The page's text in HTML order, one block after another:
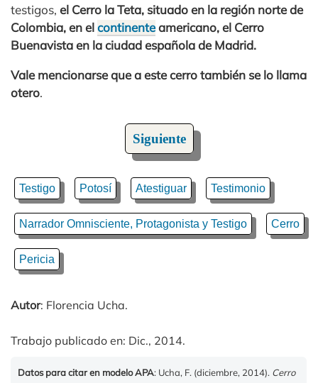
testigos, el Cerro la Teta, situado en la región norte de
Colombia, en elcontinenteamericano, el Cerro
Buenavista en la ciudad española de Madrid.
Vale mencionarse que a este cerro también se lo llama
otero.
Siguiente
Testigo Potosí Atestiguar Testimonio
Narrador Omnisciente, Protagonista y Testigo Cerro
Pericia
Autor: Florencia Ucha.
Trabajo publicado en: Dic., 2014.
Datos para citar en modelo APA: Ucha, F. (diciembre, 2014). Cerro